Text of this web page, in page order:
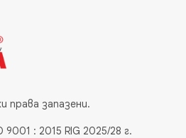
права запазени.
: 2015 RIG 2025/28 г.